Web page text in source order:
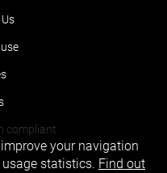
compliant
your navigation
statistics. Find out